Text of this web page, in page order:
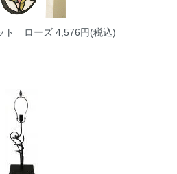
ト ローズ4,576円(税込)